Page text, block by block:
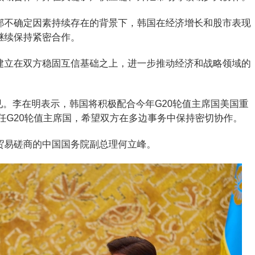
确定因素持续存在的背景下，韩国在经济增长和股市表现
保持紧密合作。
在双方稳固互信基础之上，进一步推动经济和战略领域的
李在明表示，韩国将积极配合今年G20轮值主席国美国重
轮值主席国，希望双方在多边事务中保持密切协作。
磋商的中国国务院副总理何立峰。